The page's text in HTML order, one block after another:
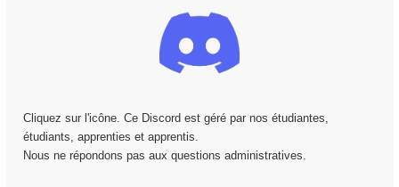
Cliquez sur l'icône. Ce Discord est géré par nos étudiantes,
étudiants, apprenties et apprentis.
Nous ne répondons pas aux questions administratives.